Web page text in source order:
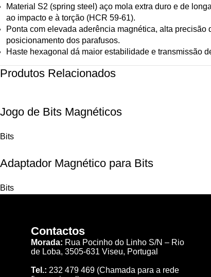
Material S2 (spring steel) aço mola extra duro e de
ao impacto e à torção (HCR 59-61).
Ponta com elevada aderência magnética, alta precisão
posicionamento dos parafusos.
Haste hexagonal dá maior estabilidade e transmissão
Produtos Relacionados
Jogo de Bits Magnéticos
Bits
Adaptador Magnético para Bits
Bits
Contactos
Morada: Rua Pocinho do Linho S/N – Rio
de Loba,3505-631 Viseu, Portugal
Tel.: 232 479 469 (Chamada para a rede